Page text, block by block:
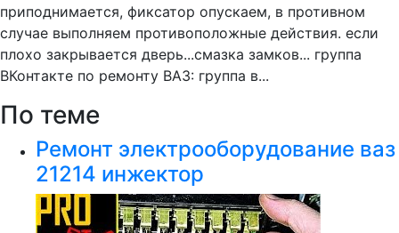
приподнимается, фиксатор опускаем, в противном
случае выполняем противоположные действия. если
плохо закрывается дверь...смазка замков... группа
ВКонтакте по ремонту ВАЗ: группа в...
По теме
Ремонт электрооборудование ваз
21214 инжектор